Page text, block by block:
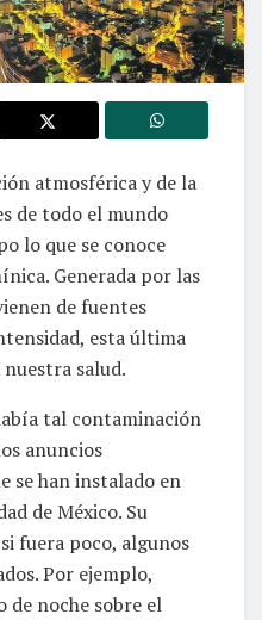
atmosférica y de la
de todo el mundo
lo que se conoce
Generada por las
de fuentes
esta última
salud.
tal contaminación
anuncios
se han instalado en
de México. Su
fuera poco, algunos
Por ejemplo,
de noche sobre el